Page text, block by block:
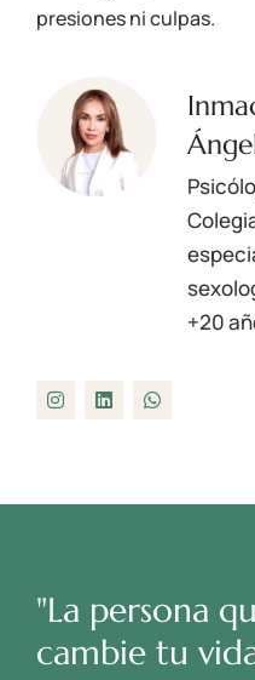
presiones ni culpas.
+20
"La persona
cambie tu